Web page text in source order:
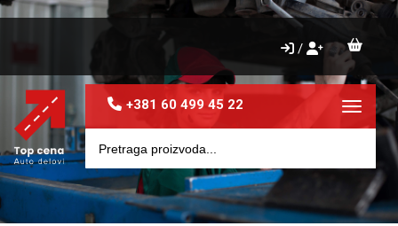
/
+381 60 499 45 22 Toggle